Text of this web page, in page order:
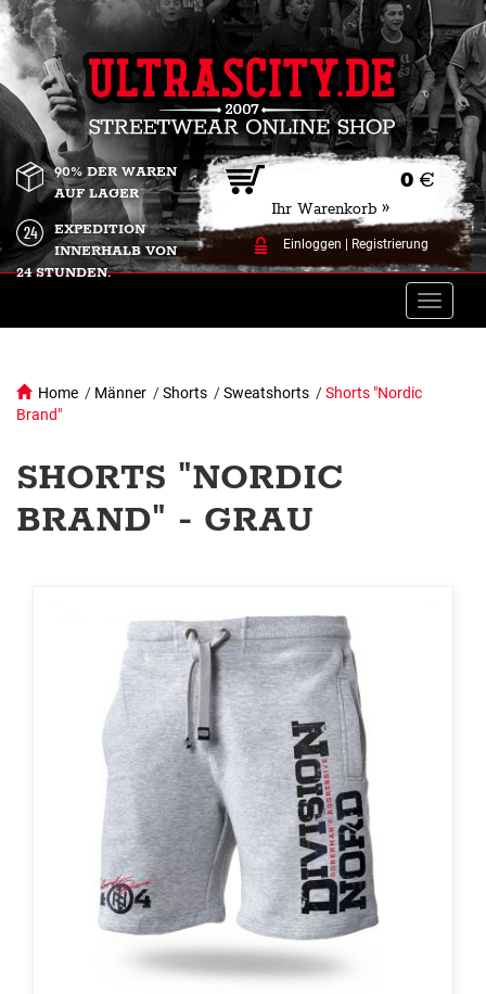
0 €
Ihr Warenkorb »
Einloggen Registrierung
90% DER WAREN
AUF LAGER
EXPEDITION
INNERHALB VON
24 STUNDEN.
Toggle
Home / Männer /Shorts /Sweatshorts /Shorts "Nordic
Brand"
SHORTS "NORDIC
BRAND" - GRAU